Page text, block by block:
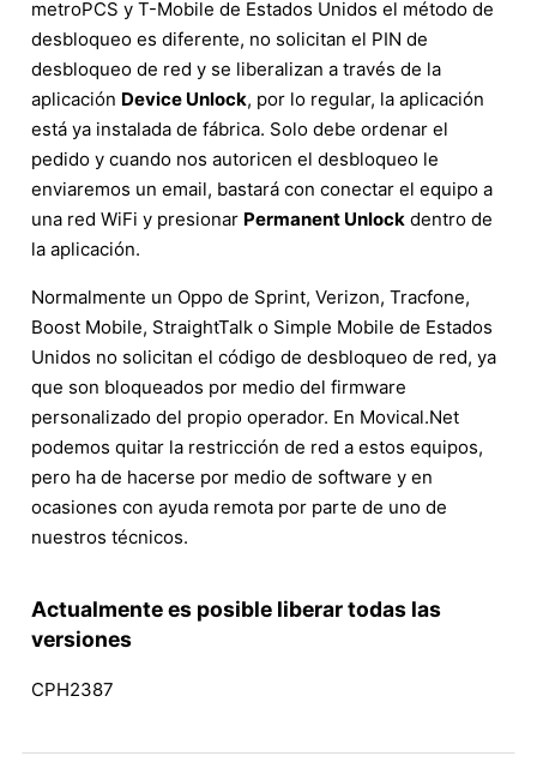
metroPCS y T-Mobile de Estados Unidos el método de
desbloqueo es diferente, no solicitan el PIN de
desbloqueo de red y se liberalizan a través de la
aplicación Device Unlock, por lo regular, la aplicación
está ya instalada de fábrica. Solo debe ordenar el
pedido y cuando nos autoricen el desbloqueo le
enviaremos un email, bastará con conectar el equipo a
una red WiFi y presionar Permanent Unlock dentro de
la aplicación.
Normalmente un Oppo de Sprint, Verizon, Tracfone,
Boost Mobile, StraightTalk o Simple Mobile de Estados
Unidos no solicitan el código de desbloqueo de red, ya
que son bloqueados por medio del firmware
personalizado del propio operador. En Movical.Net
podemos quitar la restricción de red a estos equipos,
pero ha de hacerse por medio de software y en
ocasiones con ayuda remota por parte de uno de
nuestros técnicos.
Actualmente es posible liberar todas las
versiones
CPH2387